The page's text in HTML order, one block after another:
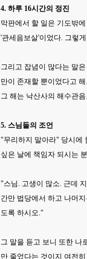
4. 하루 16시간의 정진
막판에서 할 일은 기도밖
'관세음보살'이었다. 그렇
그리고 잡념이 많다는 말
만이 존재할 뿐이었다고
그 해는 낙산사의 해수관
5. 스님들의 조언
"무리하지 말아라" 당시에
싶은 날에 책임자 되시는
"스님. 고생이 많소. 근데
간만 법당에서 하고 나머
도록 하시오."
그 말을 듣고 보니 또한 나
만 줄었다는 것이지 여전